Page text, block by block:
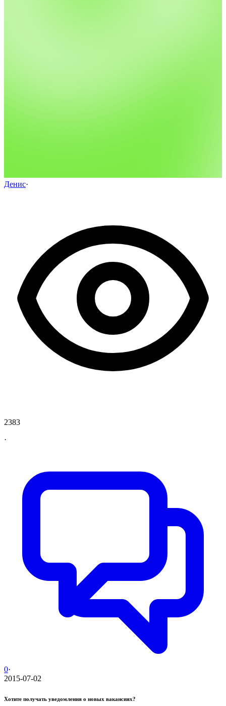
Денис·
2383
·
0·
2015-07-02
Хотите получать уведомления о новых вакансиях?